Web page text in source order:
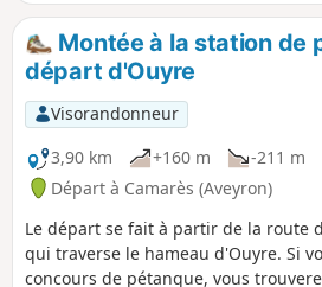
Montée à la station de
départ d'Ouyre
Visorandonneur
3,90 km
+160 m -211 m
Départ à Camarès (Aveyron)
Le départ se fait à partir de la route
qui traverse le hameau d'Ouyre. Si
concours de pétanque, vous